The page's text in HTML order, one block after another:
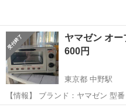
ヤマゼン オ
600円
東京都 中野駅
【情報】 ブランド：ヤマゼン 型番
AC…